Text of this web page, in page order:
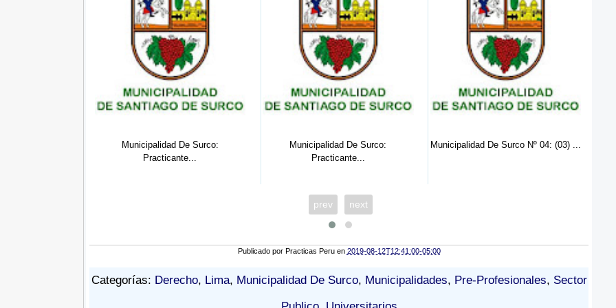
Municipalidad De Surco:
Municipalidad De Surco:
Municipalidad De Surco Nº 04: (03) ...
Municipalidad De
prev next
Publicado por Practicas Peru en 2019-08-12T12:41:00-05:00
Categorías: Derecho, Lima, Municipalidad De Surco, Municipalidades, Pre-Profesionales, Sector